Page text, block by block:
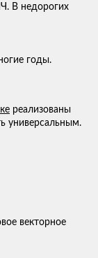
В недорогих
годы.
реализованы
универсальным.
векторное